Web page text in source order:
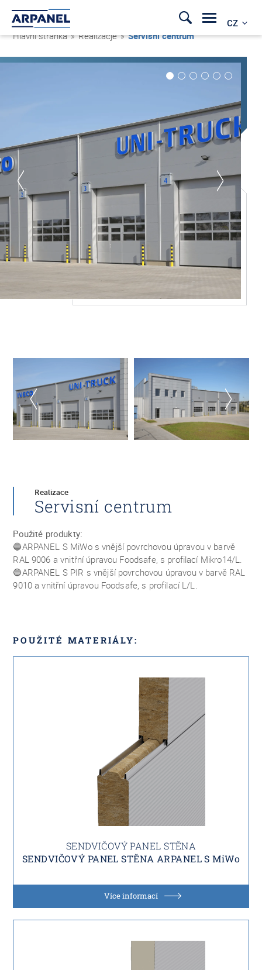
CZ
Hlavní stránka » Realizacje »Servisní centrum
Realizace
Servisní centrum
Použité produkty:
🔵ARPANEL S MiWo s vnější povrchovou úpravou v barvě
RAL 9006 a vnitřní úpravou Foodsafe, s profilací Mikro14/L.
🔵ARPANEL S PIR s vnější povrchovou úpravou v barvě RAL
9010 a vnitřní úpravou Foodsafe, s profilací L/L.
POUŽITÉ MATERIÁLY:
SENDVIČOVÝ PANEL STĚNA
SENDVIČOVÝ PANEL STĚNA ARPANEL S MiWo
Více informací